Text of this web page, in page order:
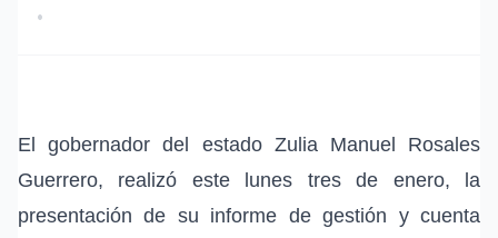
•
El gobernador del estado Zulia Manuel Rosales
Guerrero, realizó este lunes tres de enero, la
presentación de su informe de gestión y cuenta